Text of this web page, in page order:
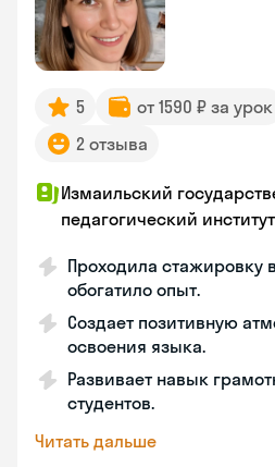
5 от 1590 ₽ за урок
2 отзыва
Измаильский
педагогический институт
Проходила стажировку
обогатило опыт.
Создает позитивную
освоения языка.
Развивает навык
студентов.
Читать дальше